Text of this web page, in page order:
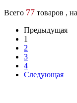
Всего 77 товаров , на
Предыдущая
1
2
3
4
Следующая